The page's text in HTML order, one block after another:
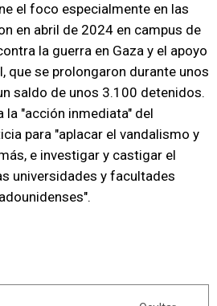
el foco especialmente en las
en abril de 2024 en campus de
la guerra en Gaza y el apoyo
que se prolongaron durante unos
saldo de unos 3.100 detenidos.
la "acción inmediata" del
para "aplacar el vandalismo y
e investigar y castigar el
universidades y facultades